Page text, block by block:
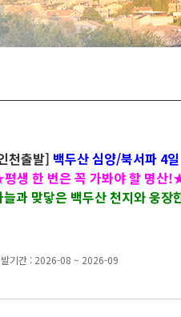
천출발] 백두산 심양/북서파 4일
생 한 번은 꼭 가봐야 할 명산
늘과 맞닿은 백두산 천지와 웅장
기간 : 2026-08 ~ 2026-09